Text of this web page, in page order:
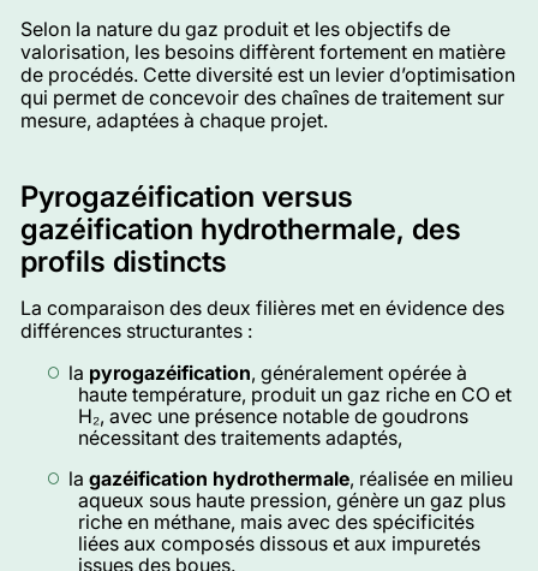
Selon la nature du gaz produit et les objectifs de
valorisation, les besoins diffèrent fortement en matière
de procédés. Cette diversité est un levier d’optimisation
qui permet de concevoir des chaînes de traitement sur
mesure, adaptées à chaque projet.
Pyrogazéification versus
gazéification hydrothermale, des
profils distincts
La comparaison des deux filières met en évidence des
différences structurantes :
la pyrogazéification, généralement opérée à
haute température, produit un gaz riche en CO et
H₂, avec une présence notable de goudrons
nécessitant des traitements adaptés,
la gazéification hydrothermale, réalisée en milieu
aqueux sous haute pression, génère un gaz plus
riche en méthane, mais avec des spécificités
liées aux composés dissous et aux impuretés
issues des boues.